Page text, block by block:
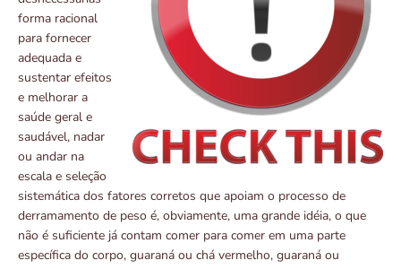
forma racional
para fornecer
adequada e
sustentar efeitos
e melhorar a
saúde geral e
saudável, nadar
ou andar na
escala e seleção
sistemática dos fatores corretos que apoiam o processo de
derramamento de peso é, obviamente, uma grande idéia, o que
não é suficiente já contam comer para comer em uma parte
específica do corpo, guaraná ou chá vermelho, guaraná ou